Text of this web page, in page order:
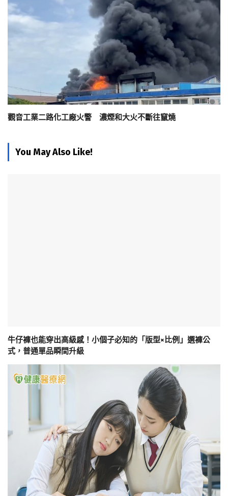
觀音工業二路化工廠火警 濃煙和大火不斷往竄燒
You May Also Like!
牛仔褲也能穿出高級感！小個子必知的「版型×比例」選褲公
式，普通單品瞬間升級